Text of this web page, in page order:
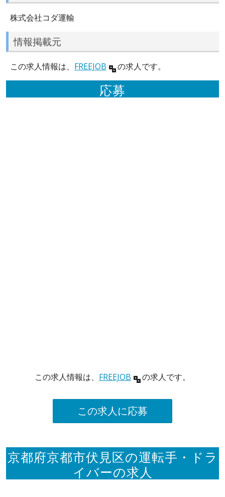
株式会社コダ運輸
情報掲載元
この求人情報は、 FREEJOB の求人です。
応募
この求人情報は、 FREEJOB の求人です。
この求人に応募
京都府京都市伏見区の運転手・ドラ
イバーの求人